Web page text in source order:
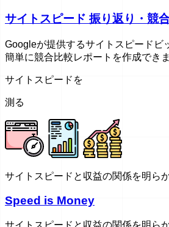
サイトスピード 振り返り・競
Googleが提供するサイトスピードビ
簡単に競合比較レポートを作成できま
サイトスピードを
測る
サイトスピードと収益の関係を明ら
Speed is Money
サイトスピードと収益の関係を明ら